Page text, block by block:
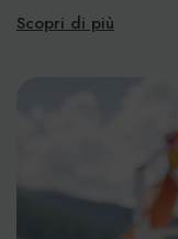
Scopri di più